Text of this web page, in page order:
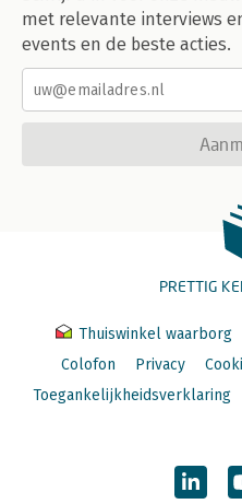
met relevante interviews
events en de beste acties.
PRETTIG
Thuiswinkel waarborg
Colofon
Privacy
Toegankelijkheidsverklaring